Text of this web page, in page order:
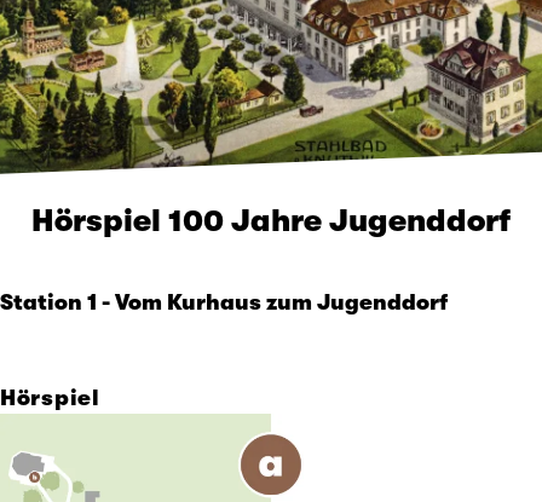
Hörspiel 100 Jahre Jugenddorf
Station 1 - Vom Kurhaus zum Jugenddorf
Hörspiel